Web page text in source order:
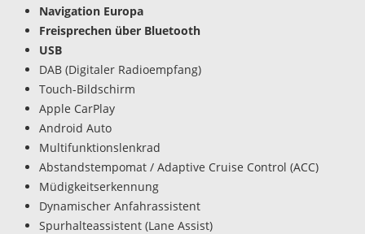
Navigation Europa
Freisprechen über Bluetooth
USB
DAB (Digitaler Radioempfang)
Touch-Bildschirm
Apple CarPlay
Android Auto
Multifunktionslenkrad
Abstandstempomat / Adaptive Cruise Control (ACC)
Müdigkeitserkennung
Dynamischer Anfahrassistent
Spurhalteassistent (Lane Assist)